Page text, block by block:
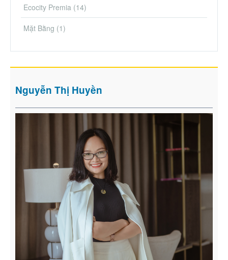
Ecocity Premia (14)
Mặt Bằng (1)
Nguyễn Thị Huyền